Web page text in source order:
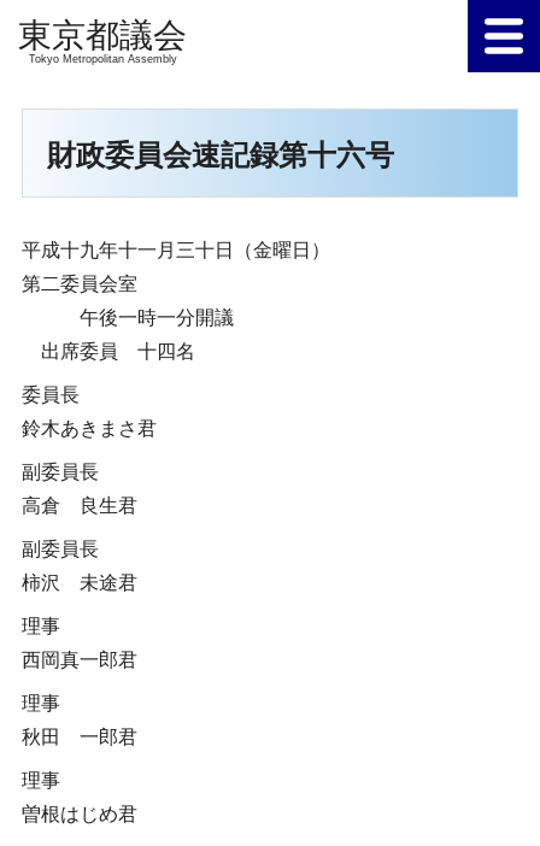
Tokyo Metropolitan Assembly
財政委員会速記録第十六号
平成十九年十一月三十日（金曜日）
第二委員会室
午後一時一分開議
出席委員 十四名
委員長
鈴木あきまさ君
副委員長
高倉 良生君
副委員長
柿沢 未途君
理事
西岡真一郎君
理事
秋田 一郎君
理事
曽根はじめ君